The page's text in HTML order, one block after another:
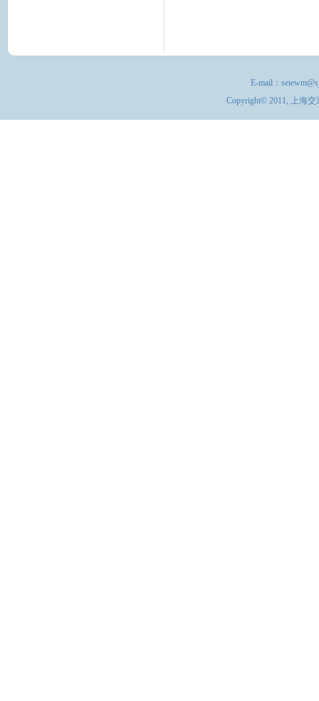
E-mail：
Copyright© 2011, 上海